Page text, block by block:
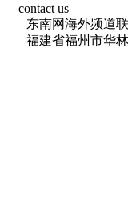
contact us
东南网海外频道
福建省福州市华